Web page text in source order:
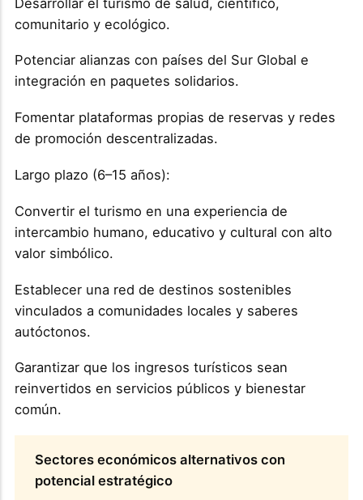
comunitario y ecológico.
Potenciar alianzas con países del Sur Global e
integración en paquetes solidarios.
Fomentar plataformas propias de reservas y redes
de promoción descentralizadas.
Largo plazo (6–15 años):
Convertir el turismo en una experiencia de
intercambio humano, educativo y cultural con alto
valor simbólico.
Establecer una red de destinos sostenibles
vinculados a comunidades locales y saberes
autóctonos.
Garantizar que los ingresos turísticos sean
reinvertidos en servicios públicos y bienestar
común.
Sectores económicos alternativos con
potencial estratégico